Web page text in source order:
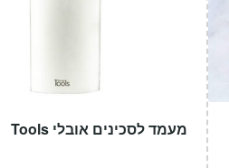
מעמד לסכינים אובלי Tools